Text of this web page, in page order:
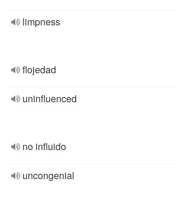
limpness
flojedad
uninfluenced
no influido
uncongenial